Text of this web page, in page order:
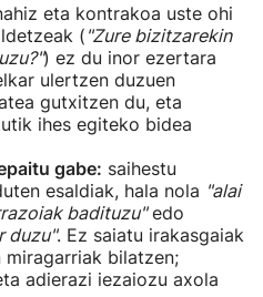
eta kontrakoa uste ohi
("Zure bizitzarekin
) ez du inor ezertara
ulertzen duzuen
gutxitzen du, eta
ihes egiteko bidea
gabe: saihestu
esaldiak, hala nola "alai
badituzu"edo
duzu". Ez saiatu irakasgaiak
bilatzen;
adierazi iezaiozu axola